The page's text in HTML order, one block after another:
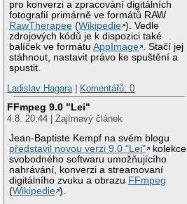
pro konverzi a zpracování digitálních
fotografií primárně ve formátů RAW
RawTherapee (Wikipedie ). Vedle
zdrojových kódů je k dispozici také
balíček ve formátuAppImage
. Stačí jej
stáhnout, nastavit právo ke spuštění a
spustit.
Ladislav Hagara| Komentářů: 0
FFmpeg 9.0 "Lei"
4.8. 20:44 | Zajímavý článek
Jean-Baptiste Kempf na svém blogu
představil novou verzi 9.0 "Lei"
kolekce
svobodného softwaru umožňujícího
nahrávání, konverzi a streamovaní
digitálního zvuku a obrazu FFmpeg
(Wikipedie ).